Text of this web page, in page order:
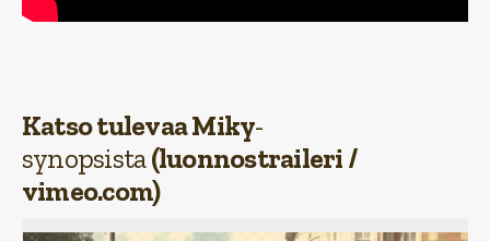
Katso tulevaa Miky-
synopsista(luonnostraileri /
vimeo.com)